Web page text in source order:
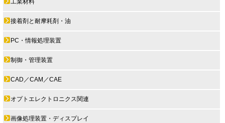
接着剤と耐摩耗剤・油
PC・情報処理装置
制御・管理装置
CAD／CAM／CAE
オプトエレクトロニクス関連
画像処理装置・ディスプレイ